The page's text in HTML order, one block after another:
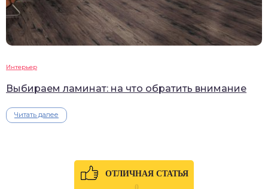
Интерьер
Выбираем ламинат: на что обратить внимание
Читать далее
ОТЛИЧНАЯ СТАТЬЯ